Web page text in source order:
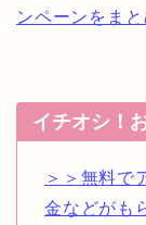
ンペーンをまと
イチオシ！
＞＞無料で
金などがも